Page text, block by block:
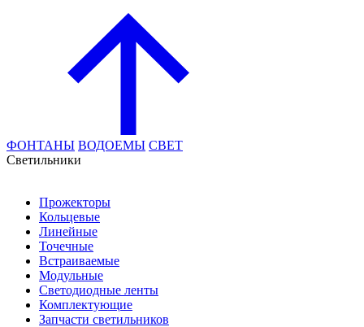
ФОНТАНЫ ВОДОЕМЫ СВЕТ
Cветильники
Прожекторы
Кольцевые
Линейные
Точечные
Встраиваемые
Модульные
Светодиодные ленты
Комплектующие
Запчасти светильников